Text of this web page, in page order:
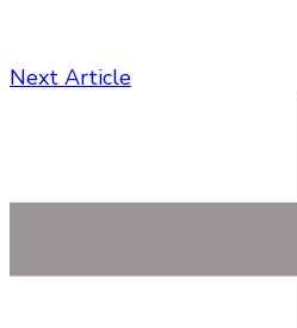
Next Article